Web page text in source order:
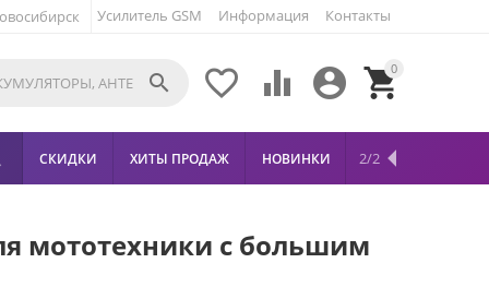
Усилитель GSM Информация Контакты
0


 

СКИДКИ ХИТЫ ПРОДАЖ НОВИНКИ 2/2
мототехники с большим